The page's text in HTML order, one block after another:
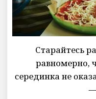
Старайтесь
равномерно,
серединка не